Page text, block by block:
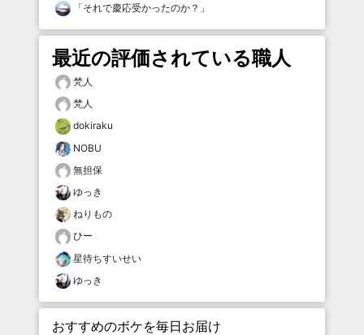
「それで慶応受かったのか？ 」
最近の評価されている職人
梵人
梵人
dokiraku
NOBU
無担保
ゆっき
ねりもの
ひー
星待ちすいせい
ゆっき
おすすめのボケを毎日お届け